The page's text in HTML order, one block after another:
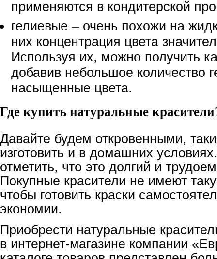
применяются в кондитерской
гелиевые – очень похожи на
них концентрация цвета
Используя их, можно получить
добавив небольшое количество
насыщенные цвета.
Где купить натуральные
Давайте будем откровенными,
изготовить и в домашних
отметить, что это долгий и
Покупные красители не имеют
чтобы готовить краски
экономии.
Приобрести натуральные
в интернет-магазине компании